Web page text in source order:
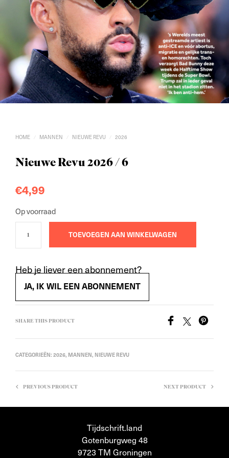
HOME / MANNEN / NIEUWE REVU / 2026
Nieuwe Revu 2026 / 6
€4,99
Op voorraad
TOEVOEGEN AAN WINKELWAGEN
Heb je liever een abonnement?
JA, IK WIL EEN ABONNEMENT
SHARE THIS PRODUCT
CATEGORIEËN: 2026, MANNEN, NIEUWE REVU
PREVIOUS PRODUCT NEXT PRODUCT
Tijdschrift.land
Gotenburgweg 48
9723 TM Groningen